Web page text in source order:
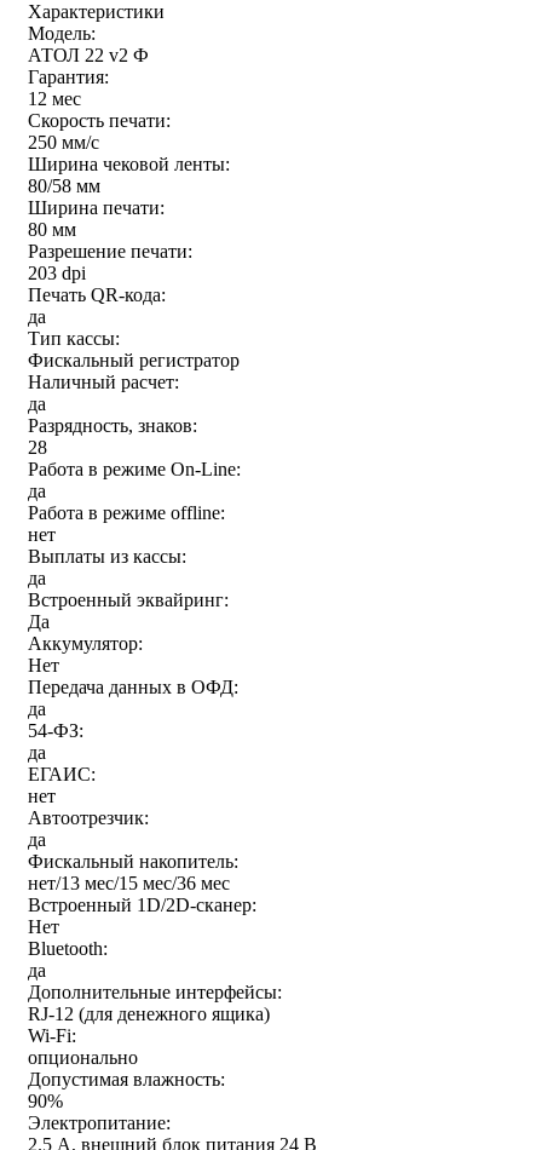
Характеристики
Модель:
АТОЛ 22 v2 Ф
Гарантия:
12 мес
Скорость печати:
250 мм/c
Ширина чековой ленты:
80/58 мм
Ширина печати:
80 мм
Разрешение печати:
203 dpi
Печать QR-кода:
да
Тип кассы:
Фискальный регистратор
Наличный расчет:
да
Разрядность, знаков:
28
Работа в режиме On-Line:
да
Работа в режиме offline:
нет
Выплаты из кассы:
да
Встроенный эквайринг:
Да
Аккумулятор:
Нет
Передача данных в ОФД:
да
54-ФЗ:
да
ЕГАИС:
нет
Автоотрезчик:
да
Фискальный накопитель:
нет/13 мес/15 мес/36 мес
Встроенный 1D/2D-сканер:
Нет
Bluetooth:
да
Дополнительные интерфейсы:
RJ-12 (для денежного ящика)
Wi-Fi:
опционально
Допустимая влажность:
90%
Электропитание:
2.5 А, внешний блок питания 24 В